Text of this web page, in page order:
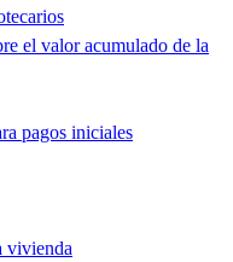
el valor acumulado de la
pagos iniciales
vivienda